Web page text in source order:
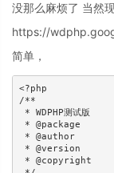
没那么麻烦了 当然
https://
简单，
<?php
/**
* WDPHP测试版
* @package 		WDPHP
* @author 			肖伟
* @version 		v1.0
* @copyright 		Copyright (c) 2012. widuu.com